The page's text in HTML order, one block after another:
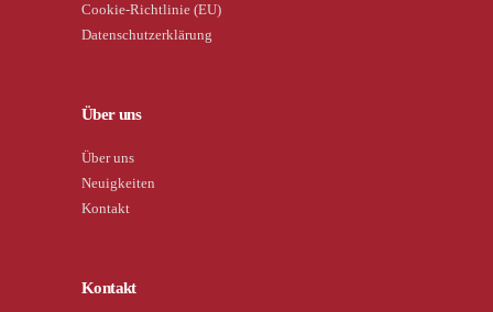
Cookie-Richtlinie (EU)
Datenschutzerklärung
Über uns
Über uns
Neuigkeiten
Kontakt
Kontakt